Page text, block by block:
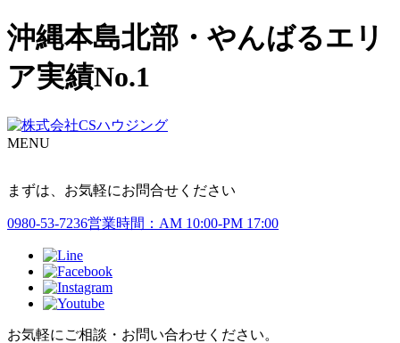
沖縄本島北部・やんばるエリ
ア実績No.1
MENU
まずは、お気軽にお問合せください
0980-53-7236営業時間：AM 10:00-PM 17:00
お気軽にご相談・お問い合わせください。